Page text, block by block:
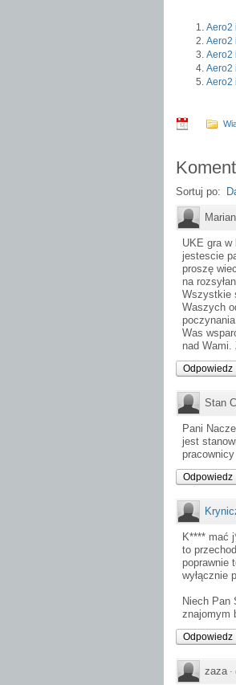
Aero2
Aero2
Aero2
Aero2
Aero2
Sortuj po:
Marian
UKE gra w
jestescie
proszę
na
Wszystkie
Waszych
Was
nad
Odpowiedz
Stan
Pani
jest
Odpowiedz
K**** mać
to
poprawnie
wyłącznie
Niech Pan
znajomym
Odpowiedz
zaza ·